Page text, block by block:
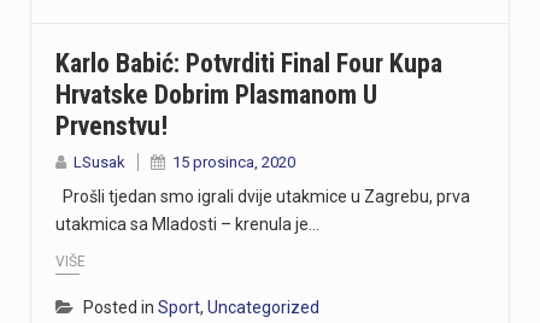
Karlo Babić: Potvrditi Final Four Kupa
Hrvatske Dobrim Plasmanom U
Prvenstvu!
LSusak 15 prosinca, 2020
Prošli tjedan smo igrali dvije utakmice u Zagrebu, prva
utakmica sa Mladosti – krenula je…
VIŠE
Posted in Sport, Uncategorized